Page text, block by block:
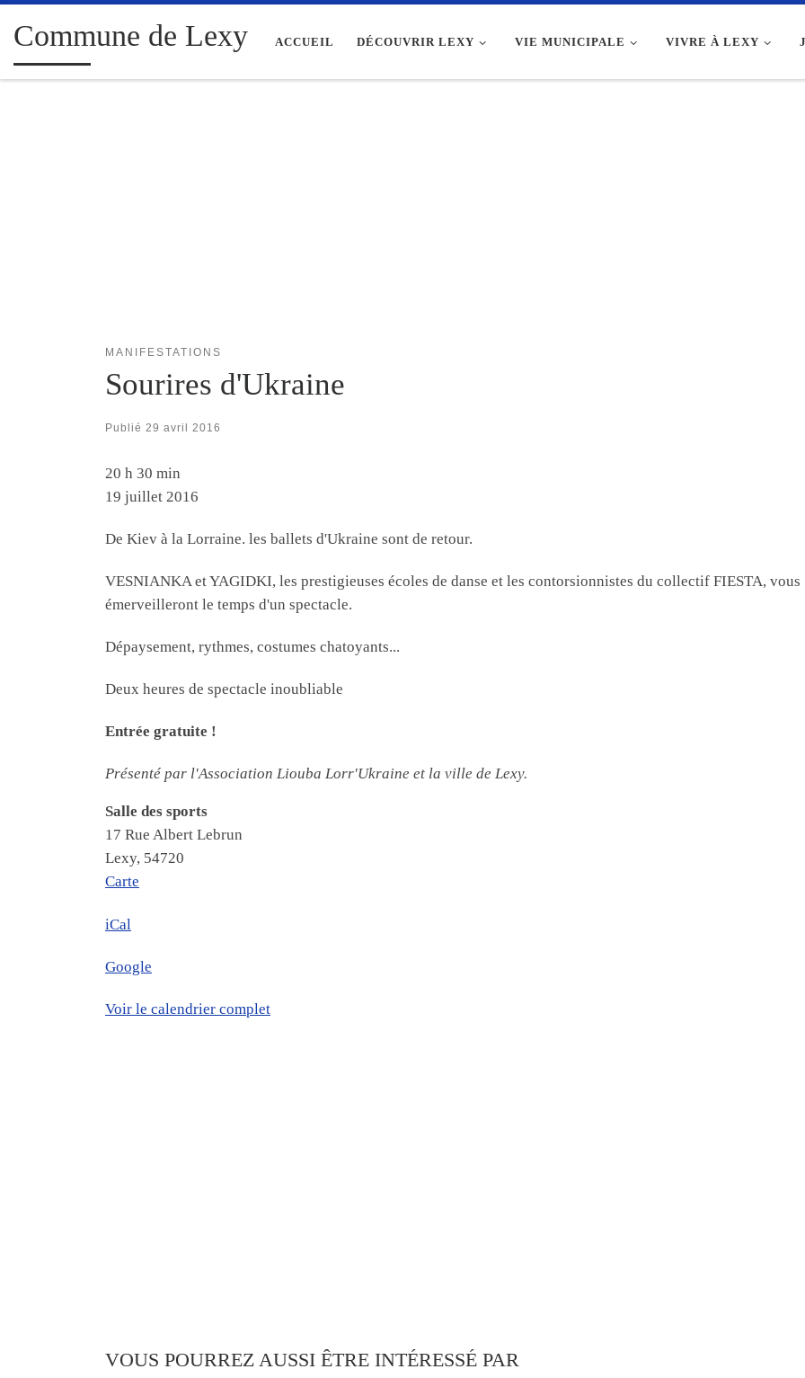
Passer au contenu
Commune de Lexy ACCUEIL DÉCOUVRIR LEXY VIE MUNICIPALE VIVRE À LEXY
MANIFESTATIONS
Sourires d'Ukraine
Publié 29 avril 2016
Sourires d'Ukraine
20 h 30 min
19 juillet 2016
De Kiev à la Lorraine. les ballets d'Ukraine sont de retour.
VESNIANKA et YAGIDKI, les prestigieuses écoles de danse et les contorsionnistes du collectif FIESTA, vous
émerveilleront le temps d'un spectacle.
Dépaysement, rythmes, costumes chatoyants...
Deux heures de spectacle inoubliable
Entrée gratuite !
Présenté par l'Association Liouba Lorr'Ukraine et la ville de Lexy.
Salle des sports
17 Rue Albert Lebrun
Lexy, 54720
Carte
iCal
Google
Voir le calendrier complet
VOUS POURREZ AUSSI ÊTRE INTÉRESSÉ PAR